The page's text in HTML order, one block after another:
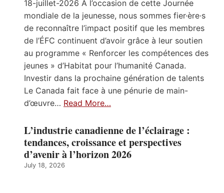
18-juillet-2026 À l’occasion de cette Journée
mondiale de la jeunesse, nous sommes fier·ère·s
de reconnaître l’impact positif que les membres
de l’ÉFC continuent d’avoir grâce à leur soutien
au programme « Renforcer les compétences des
jeunes » d’Habitat pour l’humanité Canada.
Investir dans la prochaine génération de talents
Le Canada fait face à une pénurie de main-
d’œuvre… Read More…
L’industrie canadienne de l’éclairage :
tendances, croissance et perspectives
d’avenir à l’horizon 2026
July 18, 2026